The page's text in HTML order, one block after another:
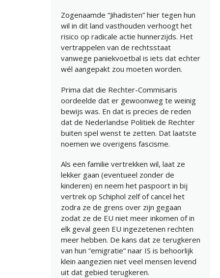
Zogenaamde “Jihadisten” hier tegen hun
wil in dit land vasthouden verhoogt het
risico op radicale actie hunnerzijds. Het
vertrappelen van de rechtsstaat
vanwege paniekvoetbal is iets dat echter
wél aangepakt zou moeten worden.
Prima dat die Rechter-Commisaris
oordeelde dat er gewoonweg te weinig
bewijs was. En dat is precies de reden
dat de Nederlandse Politiek de Rechter
buiten spel wenst te zetten. Dat laatste
noemen we overigens fascisme.
Als een familie vertrekken wil, laat ze
lekker gaan (eventueel zonder de
kinderen) en neem het paspoort in bij
vertrek op Schiphol zelf of cancel het
zodra ze de grens over zijn gegaan
zodat ze de EU niet meer inkomen of in
elk geval geen EU ingezetenen rechten
meer hebben. De kans dat ze terugkeren
van hun “emigratie” naar IS is behoorlijk
klein aangezien niet veel mensen levend
uit dat gebied terugkeren.